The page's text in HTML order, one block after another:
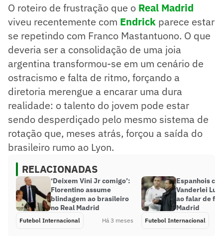
O roteiro de frustração que o Real Madrid
viveu recentemente com Endrick parece estar
se repetindo com Franco Mastantuono. O que
deveria ser a consolidação de uma joia
argentina transformou-se em um cenário de
ostracismo e falta de ritmo, forçando a
diretoria merengue a encarar uma dura
realidade: o talento do jovem pode estar
sendo desperdiçado pelo mesmo sistema de
rotação que, meses atrás, forçou a saída do
brasileiro rumo ao Lyon.
RELACIONADAS
‘Deixem Vini Jr comigo’:
Florentino assume
blindagem ao brasileiro
no Real Madrid
Futebol Internacional Há 3 meses
Espanhois
Vanderlei
ao falar de
Madrid
Futebol Internacional